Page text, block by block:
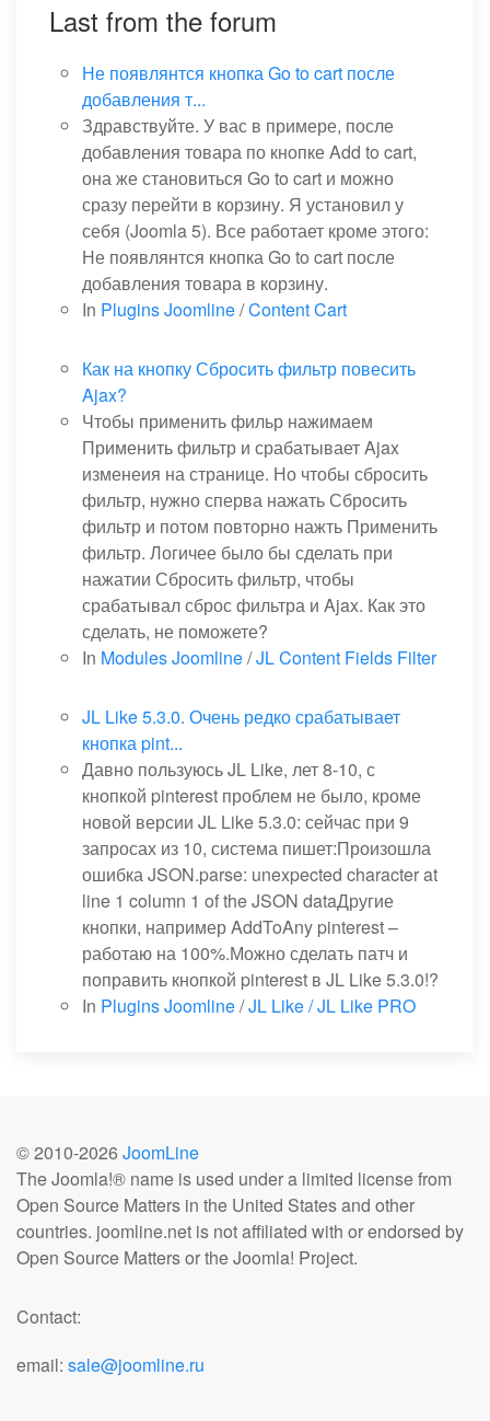
Last from the forum
Не появлянтся кнопка Go to cart после
добавления т...
Здравствуйте. У вас в примере, после
добавления товара по кнопке Add to cart,
она же становиться Go to cart и можно
сразу перейти в корзину. Я установил у
себя (Joomla 5). Все работает кроме этого:
Не появлянтся кнопка Go to cart после
добавления товара в корзину.
In Plugins Joomline/Content Cart
Как на кнопку Сбросить фильтр повесить
Ajax?
Чтобы применить фильр нажимаем
Применить фильтр и срабатывает Ajax
изменеия на странице. Но чтобы сбросить
фильтр, нужно сперва нажать Сбросить
фильтр и потом повторно нажть Применить
фильтр. Логичее было бы сделать при
нажатии Сбросить фильтр, чтобы
срабатывал сброс фильтра и Ajax. Как это
сделать, не поможете?
In Modules Joomline/JL Content Fields Filter
JL Like 5.3.0. Очень редко срабатывает
кнопка pint...
Давно пользуюсь JL Like, лет 8-10, с
кнопкой pinterest проблем не было, кроме
новой версии JL Like 5.3.0: сейчас при 9
запросах из 10, система пишет:Произошла
ошибка JSON.parse: unexpected character at
line 1 column 1 of the JSON dataДругие
кнопки, например AddToAny pinterest –
работаю на 100%.Можно сделать патч и
поправить кнопкой pinterest в JL Like 5.3.0!?
In Plugins Joomline/JL Like / JL Like PRO
© 2010-2026 JoomLine
The Joomla!® name is used under a limited license from
Open Source Matters in the United States and other
countries. joomline.net is not affiliated with or endorsed by
Open Source Matters or the Joomla! Project.
Contact:
email: sale@joomline.ru